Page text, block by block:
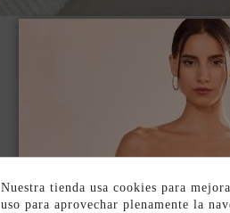
Nuestra tienda usa cookies para
uso para aprovechar plenamente la